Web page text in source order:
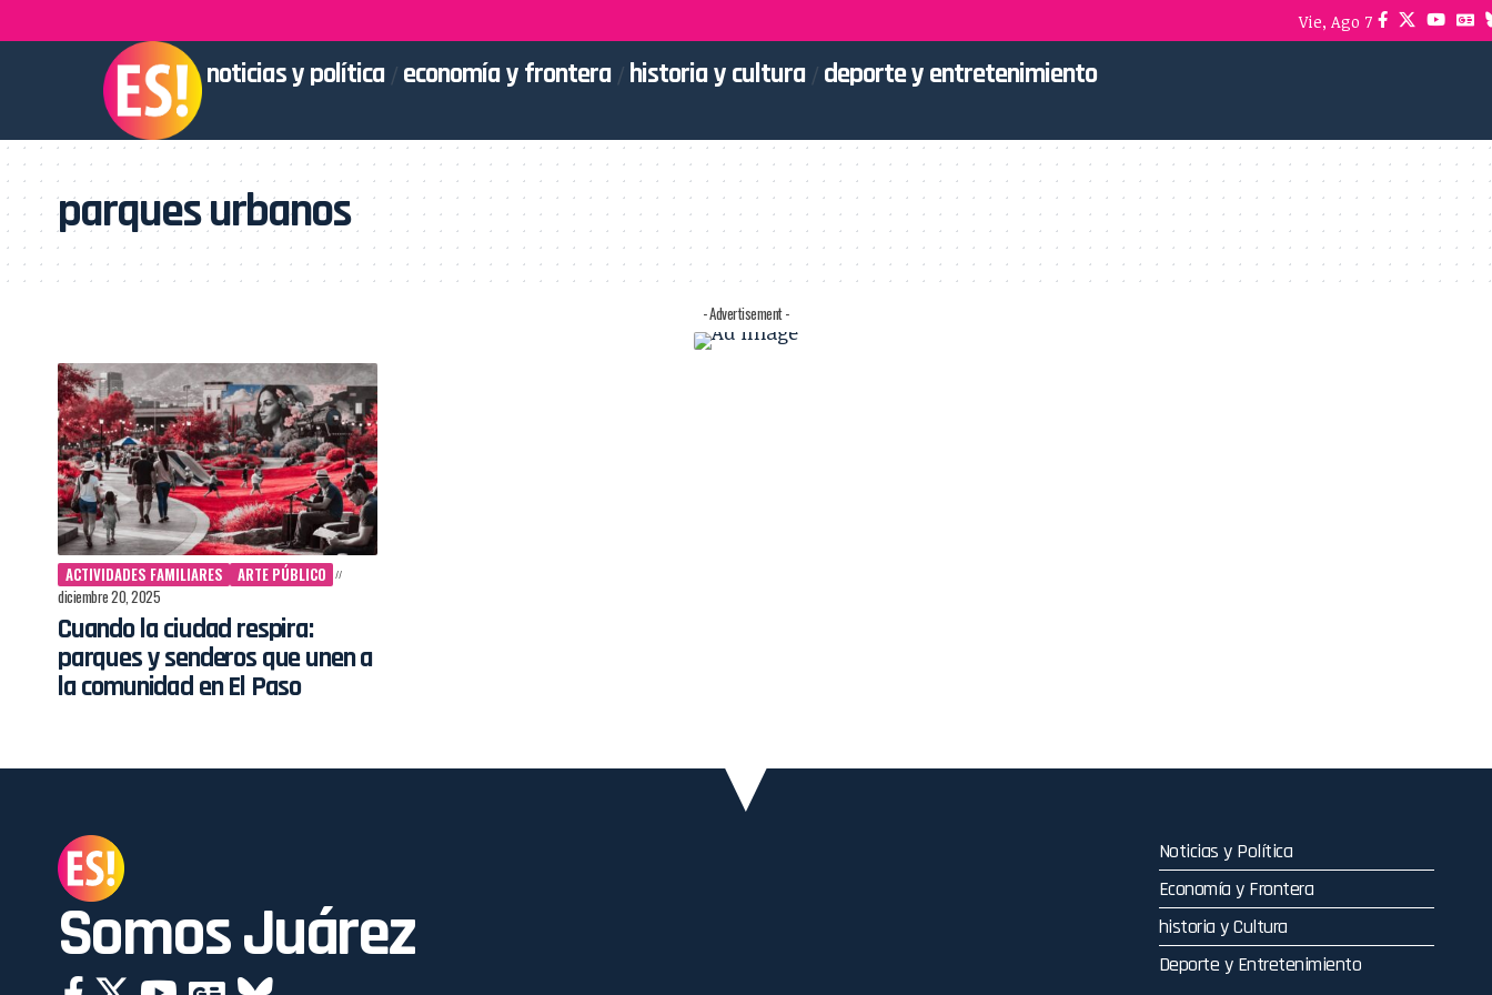
Vie, Ago 7
noticias y política economía y frontera historia y cultura deporte y entretenimiento
parques urbanos
- Advertisement -
ACTIVIDADES FAMILIARES
ARTE PÚBLICO
diciembre 20, 2025
Cuando la ciudad respira:
parques y senderos que unen a
la comunidad en El Paso
Somos Juárez
Noticias y Política
Economía y Frontera
historia y Cultura
Deporte y Entretenimiento